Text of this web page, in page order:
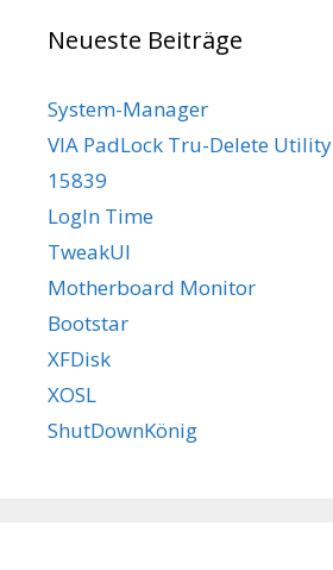
Neueste Beiträge
System-Manager
VIA PadLock Tru-Delete Utility
15839
LogIn Time
TweakUI
Motherboard Monitor
Bootstar
XFDisk
XOSL
ShutDownKönig